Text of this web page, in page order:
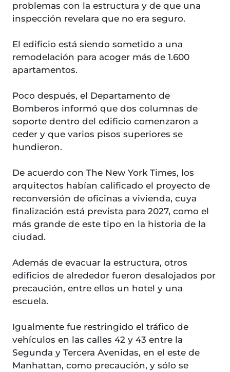
problemas con la estructura y de que una
inspección revelara que no era seguro.
El edificio está siendo sometido a una
remodelación para acoger más de 1.600
apartamentos.
Poco después, el Departamento de
Bomberos informó que dos columnas de
soporte dentro del edificio comenzaron a
ceder y que varios pisos superiores se
hundieron.
De acuerdo con The New York Times, los
arquitectos habían calificado el proyecto de
reconversión de oficinas a vivienda, cuya
finalización está prevista para 2027, como el
más grande de este tipo en la historia de la
ciudad.
Además de evacuar la estructura, otros
edificios de alrededor fueron desalojados por
precaución, entre ellos un hotel y una
escuela.
Igualmente fue restringido el tráfico de
vehículos en las calles 42 y 43 entre la
Segunda y Tercera Avenidas, en el este de
Manhattan, como precaución, y sólo se